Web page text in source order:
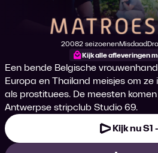
20082 seizoenen
Genre
Misdaad
Genre
Kijk alle afleveringen
Een bende Belgische
Europa en Thailand meisjes om
als prostituees. De meesten
Antwerpse stripclub Studio 69.
Kijk nu S1